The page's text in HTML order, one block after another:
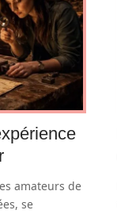
amateurs de
se